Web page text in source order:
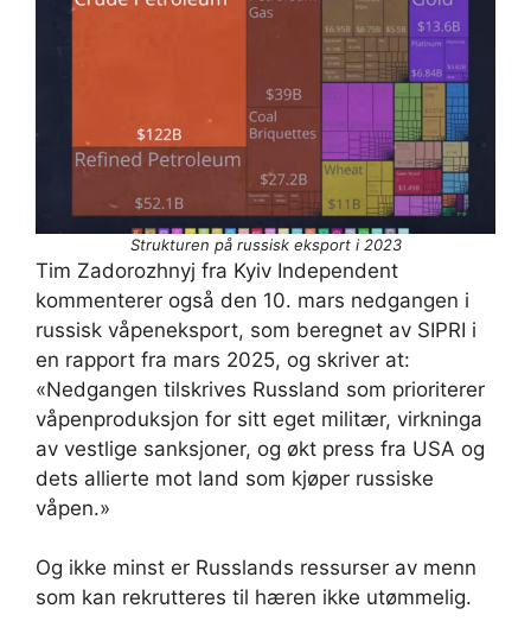
Strukturen på russisk eksport i 2023
Tim Zadorozhnyj fra Kyiv Independent
kommenterer også den 10. mars nedgangen i
russisk våpeneksport, som beregnet av SIPRI i
en rapport fra mars 2025, og skriver at:
«Nedgangen tilskrives Russland som prioriterer
våpenproduksjon for sitt eget militær, virkninga
av vestlige sanksjoner, og økt press fra USA og
dets allierte mot land som kjøper russiske
våpen.»
Og ikke minst er Russlands ressurser av menn
som kan rekrutteres til hæren ikke utømmelig.